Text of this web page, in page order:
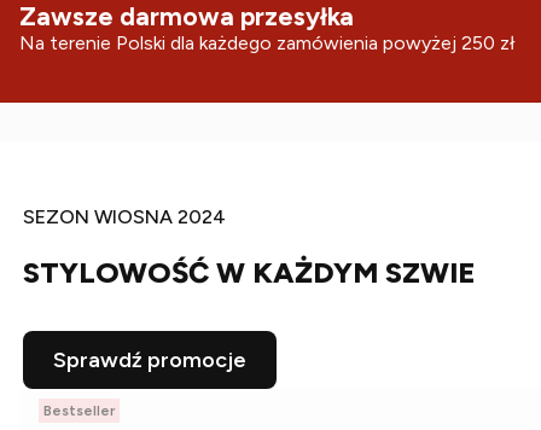
Zawsze darmowa przesyłka
Na terenie Polski dla każdego zamówienia powyżej 250 zł
SEZON WIOSNA 2024
STYLOWOŚĆ W KAŻDYM SZWIE
Sprawdź promocje
Bestseller